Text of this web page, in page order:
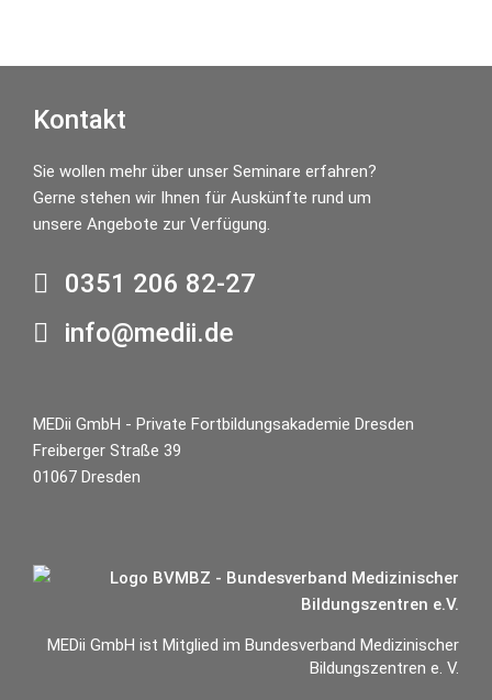
Kontakt
Sie wollen mehr über unser Seminare erfahren?
Gerne stehen wir Ihnen für Auskünfte rund um
unsere Angebote zur Verfügung.
0351 206 82-27
info@medii.de
MEDii GmbH - Private Fortbildungsakademie Dresden
Freiberger Straße 39
01067 Dresden
MEDii GmbH ist Mitglied im Bundesverband Medizinischer
Bildungszentren e. V.